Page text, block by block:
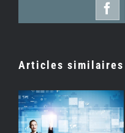
Articles similaires